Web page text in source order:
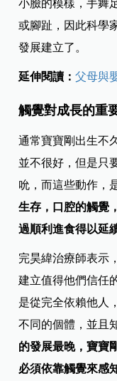
小臉的模樣，手舞
或腳趾，因此科學
發展建立了。
延伸閱讀：父母與
觸覺對成長的重
通常寶寶剛出生不
並不很好，但是只
吮，而這些動作，
生存，口腔的觸覺
過順利進食得以延
完昊緯治療師表示
建立值得他們信任
是從完全依賴他人
不同的個體，並且
的發展最晚，寶寶
必須依靠觸覺來感